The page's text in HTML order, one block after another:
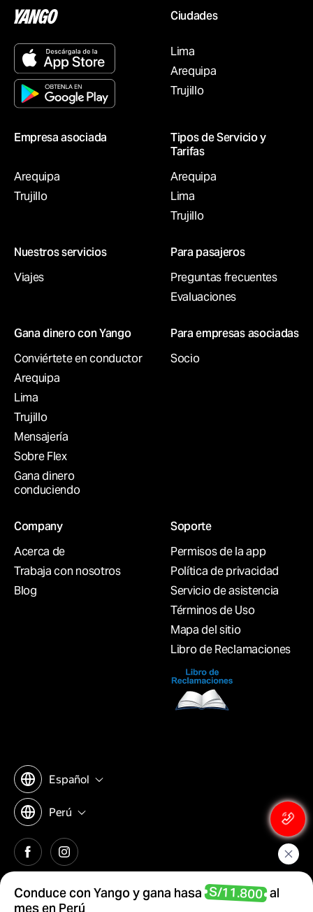
Conduce con Yango y gana hasa S/11.800 al
mes en Perú
Ciudades
Lima
Arequipa
Trujillo
Empresa asociada
Arequipa
Trujillo
Tipos de Servicio y
Tarifas
Arequipa
Lima
Trujillo
Nuestros servicios
Viajes
Para pasajeros
Preguntas frecuentes
Evaluaciones
Gana dinero con Yango
Conviértete en conductor
Arequipa
Lima
Trujillo
Mensajería
Sobre Flex
Gana dinero
conduciendo
Para empresas asociadas
Socio
Company
Acerca de
Trabaja con nosotros
Blog
Soporte
Permisos de la app
Política de privacidad
Servicio de asistencia
Términos de Uso
Mapa del sitio
Libro de Reclamaciones
Español
Perú
Yango brinda servicios de tecnología de la información. Los servicios